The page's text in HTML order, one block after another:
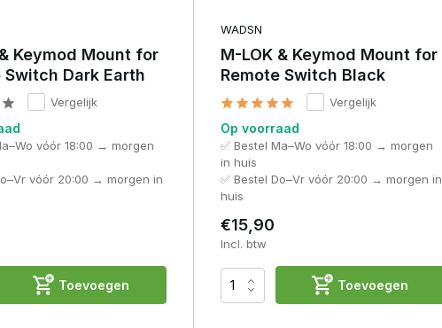
Keymod Mount for
Switch Dark Earth
Vergelijk
vóór 18:00 → morgen
vóór 20:00 → morgen in
Toevoegen
WADSN
M-LOK & Keymod Mount for
Remote Switch Black
Vergelijk
Op voorraad
✅ Bestel Ma–Wo vóór 18:00 → morgen
in huis
✅ Bestel Do–Vr vóór 20:00 → morgen in
huis
€15,90
Incl. btw
Toevoegen